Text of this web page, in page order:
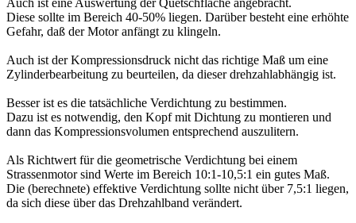
Diese sollte im Bereich 40-50% liegen. Darüber besteht eine erhöhte
Gefahr, daß der Motor anfängt zu klingeln.
Auch ist der Kompressionsdruck nicht das richtige Maß um eine
Zylinderbearbeitung zu beurteilen, da dieser drehzahlabhängig ist.
Besser ist es die tatsächliche Verdichtung zu bestimmen.
Dazu ist es notwendig, den Kopf mit Dichtung zu montieren und
dann das Kompressionsvolumen entsprechend auszulitern.
Als Richtwert für die geometrische Verdichtung bei einem
Strassenmotor sind Werte im Bereich 10:1-10,5:1 ein gutes Maß.
Die (berechnete) effektive Verdichtung sollte nicht über 7,5:1 liegen,
da sich diese über das Drehzahlband verändert.